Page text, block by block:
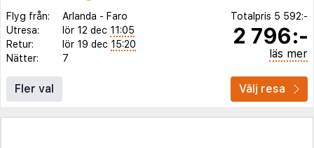
Flyg från: Arlanda - Faro
Utresa:
lör 12 dec 11:05
Retur:
lör 19 dec 15:20
Nätter:
7
Totalpris 5 592:-
2 796:-
läs mer
Fler val Välj resa